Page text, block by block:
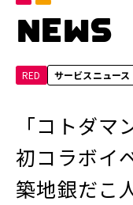
NEWS
RED サービスニュース
「コトダ
初コラボイ
築地銀だこ
お知らせ
2026年